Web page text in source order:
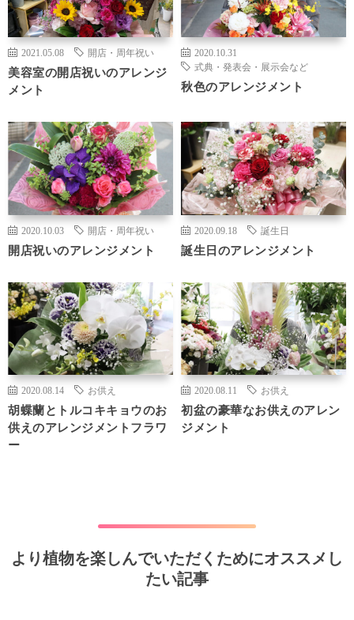
2021.05.08 開店・周年祝い
美容室の開店祝いのアレンジ
メント
2020.10.31
式典・発表会・展示会など
秋色のアレンジメント
2020.10.03 開店・周年祝い
開店祝いのアレンジメント
2020.09.18 誕生日
誕生日のアレンジメント
2020.08.14 お供え
胡蝶蘭とトルコキキョウのお
供えのアレンジメントフラワ
ー
2020.08.11 お供え
初盆の豪華なお供えのアレン
ジメント
より植物を楽しんでいただくためにオススメし
たい記事